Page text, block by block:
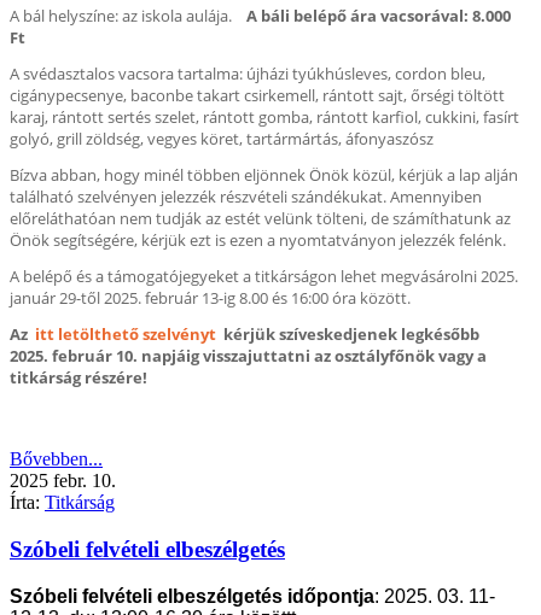
A bál helyszíne: az iskola aulája.
A báli belépő ára vacsorával: 8.000
Ft
A svédasztalos vacsora tartalma: újházi tyúkhúsleves, cordon bleu,
cigánypecsenye, baconbe takart csirkemell, rántott sajt, őrségi töltött
karaj, rántott sertés szelet, rántott gomba, rántott karfiol, cukkini, fasírt
golyó, grill zöldség, vegyes köret, tartármártás, áfonyaszósz
Bízva abban, hogy minél többen eljönnek Önök közül, kérjük a lap alján
található szelvényen jelezzék részvételi szándékukat. Amennyiben
előreláthatóan nem tudják az estét velünk tölteni, de számíthatunk az
Önök segítségére, kérjük ezt is ezen a nyomtatványon jelezzék felénk.
A belépő és a támogatójegyeket a titkárságon lehet megvásárolni 2025.
január 29-től 2025. február 13-ig 8.00 és 16:00 óra között.
Az itt letölthető szelvényt kérjük szíveskedjenek legkésőbb
2025. február 10. napjáig visszajuttatni az osztályfőnök vagy a
titkárság részére!
Bővebben...
2025 febr. 10.
Írta: Titkárság
Szóbeli felvételi elbeszélgetés
Szóbeli felvételi elbeszélgetés időpontja: 2025. 03. 11-